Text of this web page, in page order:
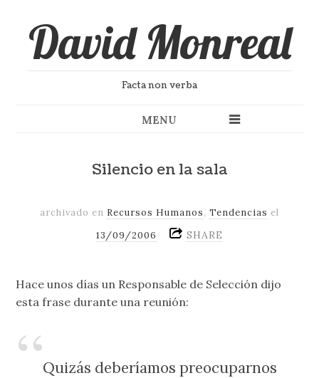
David Monreal
Facta non verba
MENU
Silencio en la sala
archivado en Recursos Humanos, Tendencias el
13/09/2006
SHARE
Hace unos días un Responsable de Selección dijo
esta frase durante una reunión:
Quizás deberíamos preocuparnos